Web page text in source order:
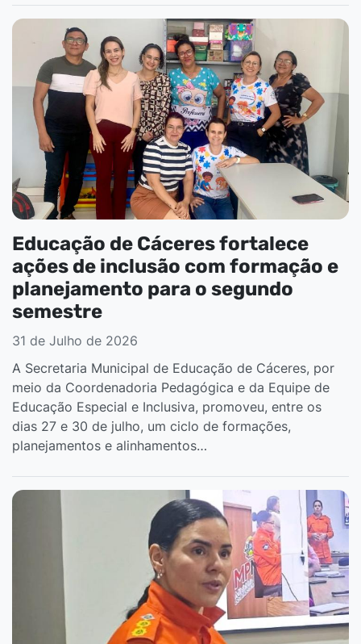
Educação de Cáceres fortalece
ações de inclusão com formação e
planejamento para o segundo
semestre
31 de Julho de 2026
A Secretaria Municipal de Educação de Cáceres, por
meio da Coordenadoria Pedagógica e da Equipe de
Educação Especial e Inclusiva, promoveu, entre os
dias 27 e 30 de julho, um ciclo de formações,
planejamentos e alinhamentos…